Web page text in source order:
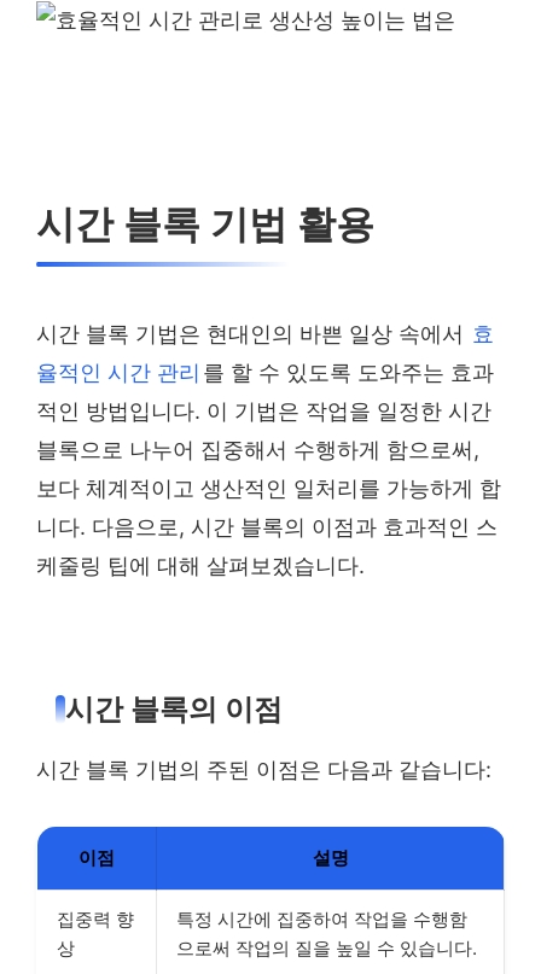
시간 블록 기법 활용
시간 블록 기법은 현대인의 바쁜 일상 속에서 효
율적인 시간 관리 를 할 수 있도록 도와주는 효과
적인 방법입니다. 이 기법은 작업을 일정한 시간
블록으로 나누어 집중해서 수행하게 함으로써,
보다 체계적이고 생산적인 일처리를 가능하게 합
니다. 다음으로, 시간 블록의 이점과 효과적인 스
케줄링 팁에 대해 살펴보겠습니다.
시간 블록의 이점
시간 블록 기법의 주된 이점은 다음과 같습니다:
이점 설명
집중력 향
상
특정 시간에 집중하여 작업을 수행함
으로써 작업의 질을 높일 수 있습니다.